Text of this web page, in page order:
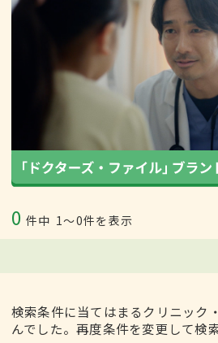
0 件中 1〜0件を表示
検索条件に当てはまるクリニック
んでした。再度条件を変更して検